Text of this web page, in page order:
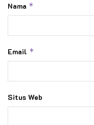
Nama *
Email *
Situs Web